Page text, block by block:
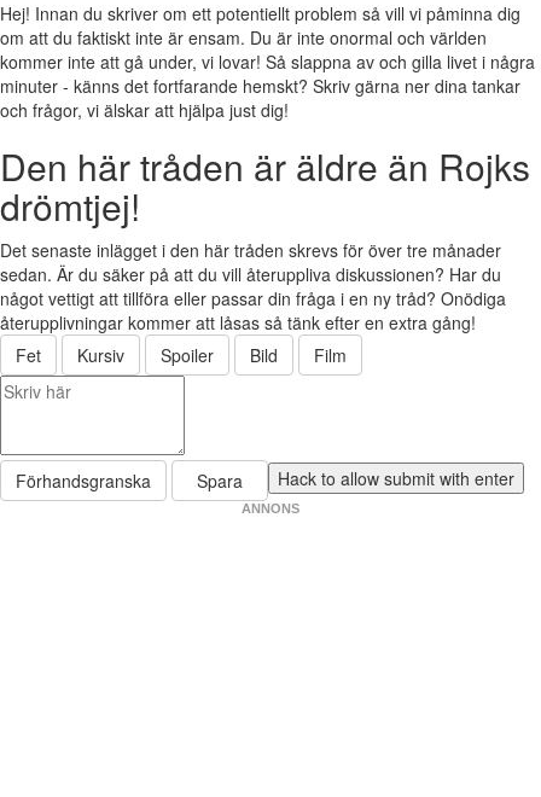
Hej! Innan du skriver om ett potentiellt problem så vill vi påminna dig
om att du faktiskt inte är ensam. Du är inte onormal och världen
kommer inte att gå under, vi lovar! Så slappna av och gilla livet i några
minuter - känns det fortfarande hemskt? Skriv gärna ner dina tankar
och frågor, vi älskar att hjälpa just dig!
Den här tråden är äldre än Rojks
drömtjej!
Det senaste inlägget i den här tråden skrevs för över tre månader
sedan. Är du säker på att du vill återuppliva diskussionen? Har du
något vettigt att tillföra eller passar din fråga i en ny tråd? Onödiga
återupplivningar kommer att låsas så tänk efter en extra gång!
Fet
Kursiv Spoiler Bild Film
Förhandsgranska Spara
ANNONS